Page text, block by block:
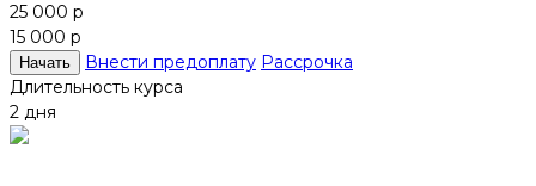
25 000 р
15 000 р
Начать Внести предоплату Рассрочка
Длительность курса
2 дня